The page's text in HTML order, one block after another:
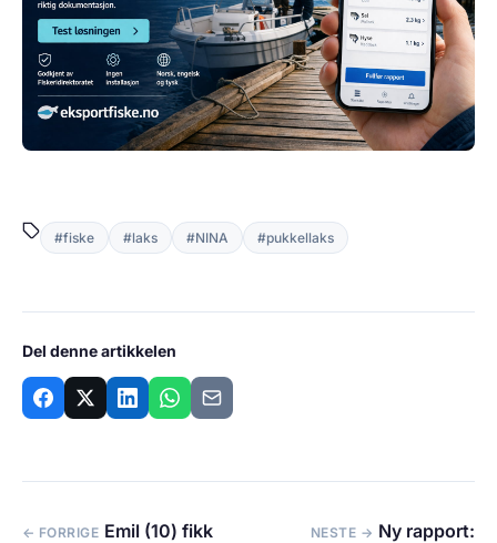
#fiske #laks #NINA #pukkellaks
Del denne artikkelen
← FORRIGE Emil (10) fikk
NESTE → Ny rapport: